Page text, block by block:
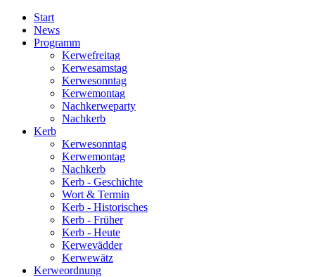
Start
News
Programm
Kerwefreitag
Kerwesamstag
Kerwesonntag
Kerwemontag
Nachkerweparty
Nachkerb
Kerb
Kerwesonntag
Kerwemontag
Nachkerb
Kerb - Geschichte
Wort & Termin
Kerb - Historisches
Kerb - Früher
Kerb - Heute
Kerwevädder
Kerwewätz
Kerweordnung